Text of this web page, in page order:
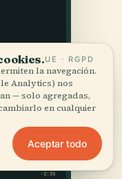
UE · RGPD
la navegación.
Analytics) nos
— solo agregadas,
en cualquier
Aceptar todo